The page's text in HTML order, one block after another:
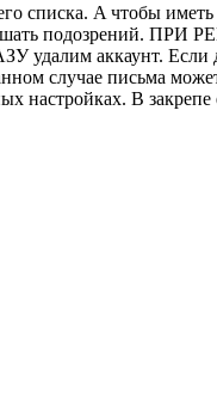
списка. A чтобы
подозрений. ПРИ
удалим аккаунт. Если
случае письма
настройках. В